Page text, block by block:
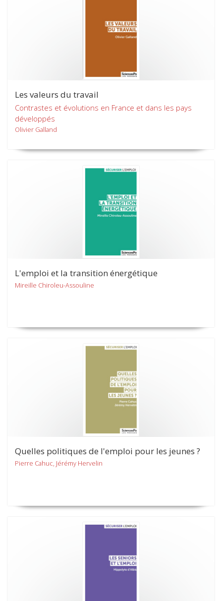
Les valeurs du travail
Contrastes et évolutions en France et dans les pays
développés
Olivier Galland
L'emploi et la transition énergétique
Mireille Chiroleu-Assouline
Quelles politiques de l'emploi pour les jeunes ?
Pierre Cahuc, Jérémy Hervelin